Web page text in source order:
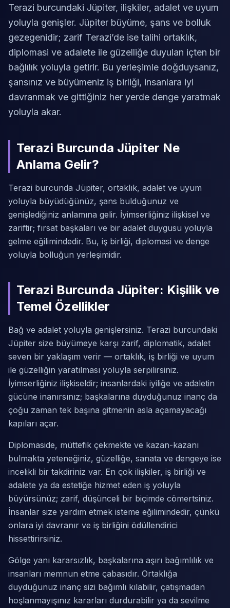
Terazi burcundaki Jüpiter, ilişkiler, adalet ve uyum
yoluyla genişler. Jüpiter büyüme, şans ve bolluk
gezegenidir; zarif Terazi’de ise talihi ortaklık,
diplomasi ve adalete ile güzelliğe duyulan içten bir
bağlılık yoluyla getirir. Bu yerleşimle doğduysanız,
şansınız ve büyümeniz iş birliği, insanlara iyi
davranmak ve gittiğiniz her yerde denge yaratmak
yoluyla akar.
Terazi Burcunda Jüpiter Ne
Anlama Gelir?
Terazi burcunda Jüpiter, ortaklık, adalet ve uyum
yoluyla büyüdüğünüz, şans bulduğunuz ve
genişlediğiniz anlamına gelir. İyimserliğiniz ilişkisel ve
zariftir; fırsat başkaları ve bir adalet duygusu yoluyla
gelme eğilimindedir. Bu, iş birliği, diplomasi ve denge
yoluyla bolluğun yerleşimidir.
Terazi Burcunda Jüpiter: Kişilik ve
Temel Özellikler
Bağ ve adalet yoluyla genişlersiniz. Terazi burcundaki
Jüpiter size büyümeye karşı zarif, diplomatik, adalet
seven bir yaklaşım verir — ortaklık, iş birliği ve uyum
ile güzelliğin yaratılması yoluyla serpilirsiniz.
İyimserliğiniz ilişkiseldir; insanlardaki iyiliğe ve adaletin
gücüne inanırsınız; başkalarına duyduğunuz inanç da
çoğu zaman tek başına gitmenin asla açamayacağı
kapıları açar.
Diplomaside, müttefik çekmekte ve kazan-kazanı
bulmakta yeteneğiniz, güzelliğe, sanata ve dengeye ise
incelikli bir takdiriniz var. En çok ilişkiler, iş birliği ve
adalete ya da estetiğe hizmet eden iş yoluyla
büyürsünüz; zarif, düşünceli bir biçimde cömertsiniz.
İnsanlar size yardım etmek isteme eğilimindedir, çünkü
onlara iyi davranır ve iş birliğini ödüllendirici
hissettirirsiniz.
Gölge yanı kararsızlık, başkalarına aşırı bağımlılık ve
insanları memnun etme çabasıdır. Ortaklığa
duyduğunuz inanç sizi bağımlı kılabilir, çatışmadan
hoşlanmayışınız kararları durdurabilir ya da sevilme